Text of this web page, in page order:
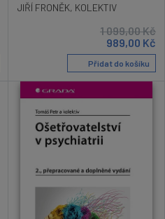
JIŘÍ FRONĚK, KOLEKTIV
1 099,00Kč
989,00 Kč
Přidat do košíku